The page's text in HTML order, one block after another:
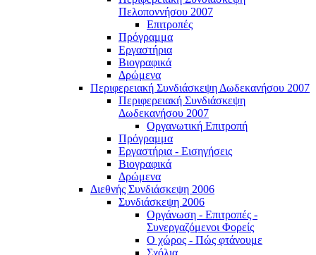
Πελοποννήσου 2007
Επιτροπές
Πρόγραμμα
Εργαστήρια
Βιογραφικά
Δρώμενα
Περιφερειακή Συνδιάσκεψη Δωδεκανήσου 2007
Περιφερειακή Συνδιάσκεψη
Δωδεκανήσου 2007
Οργανωτική Επιτροπή
Πρόγραμμα
Εργαστήρια - Εισηγήσεις
Βιογραφικά
Δρώμενα
Διεθνής Συνδιάσκεψη 2006
Συνδιάσκεψη 2006
Οργάνωση - Επιτροπές -
Συνεργαζόμενοι Φορείς
Ο χώρος - Πώς φτάνουμε
Σχόλια